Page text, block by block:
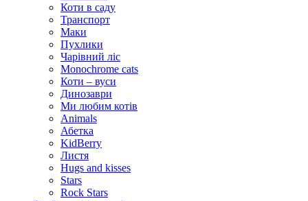
Коти в саду
Транспорт
Маки
Пухлики
Чарівний ліс
Monochrome cats
Коти – вуси
Динозаври
Ми любим котів
Animals
Абетка
KidBerry
Листя
Hugs and kisses
Stars
Rock Stars